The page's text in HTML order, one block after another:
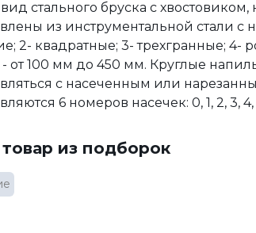
стального бруска с
из инструментальной стали
2- квадратные; 3- трехгранные; 4-
от 100 мм до 450 мм. Круглые
с насеченным или
6 номеров насечек: 0, 1, 2, 3,
из подборок